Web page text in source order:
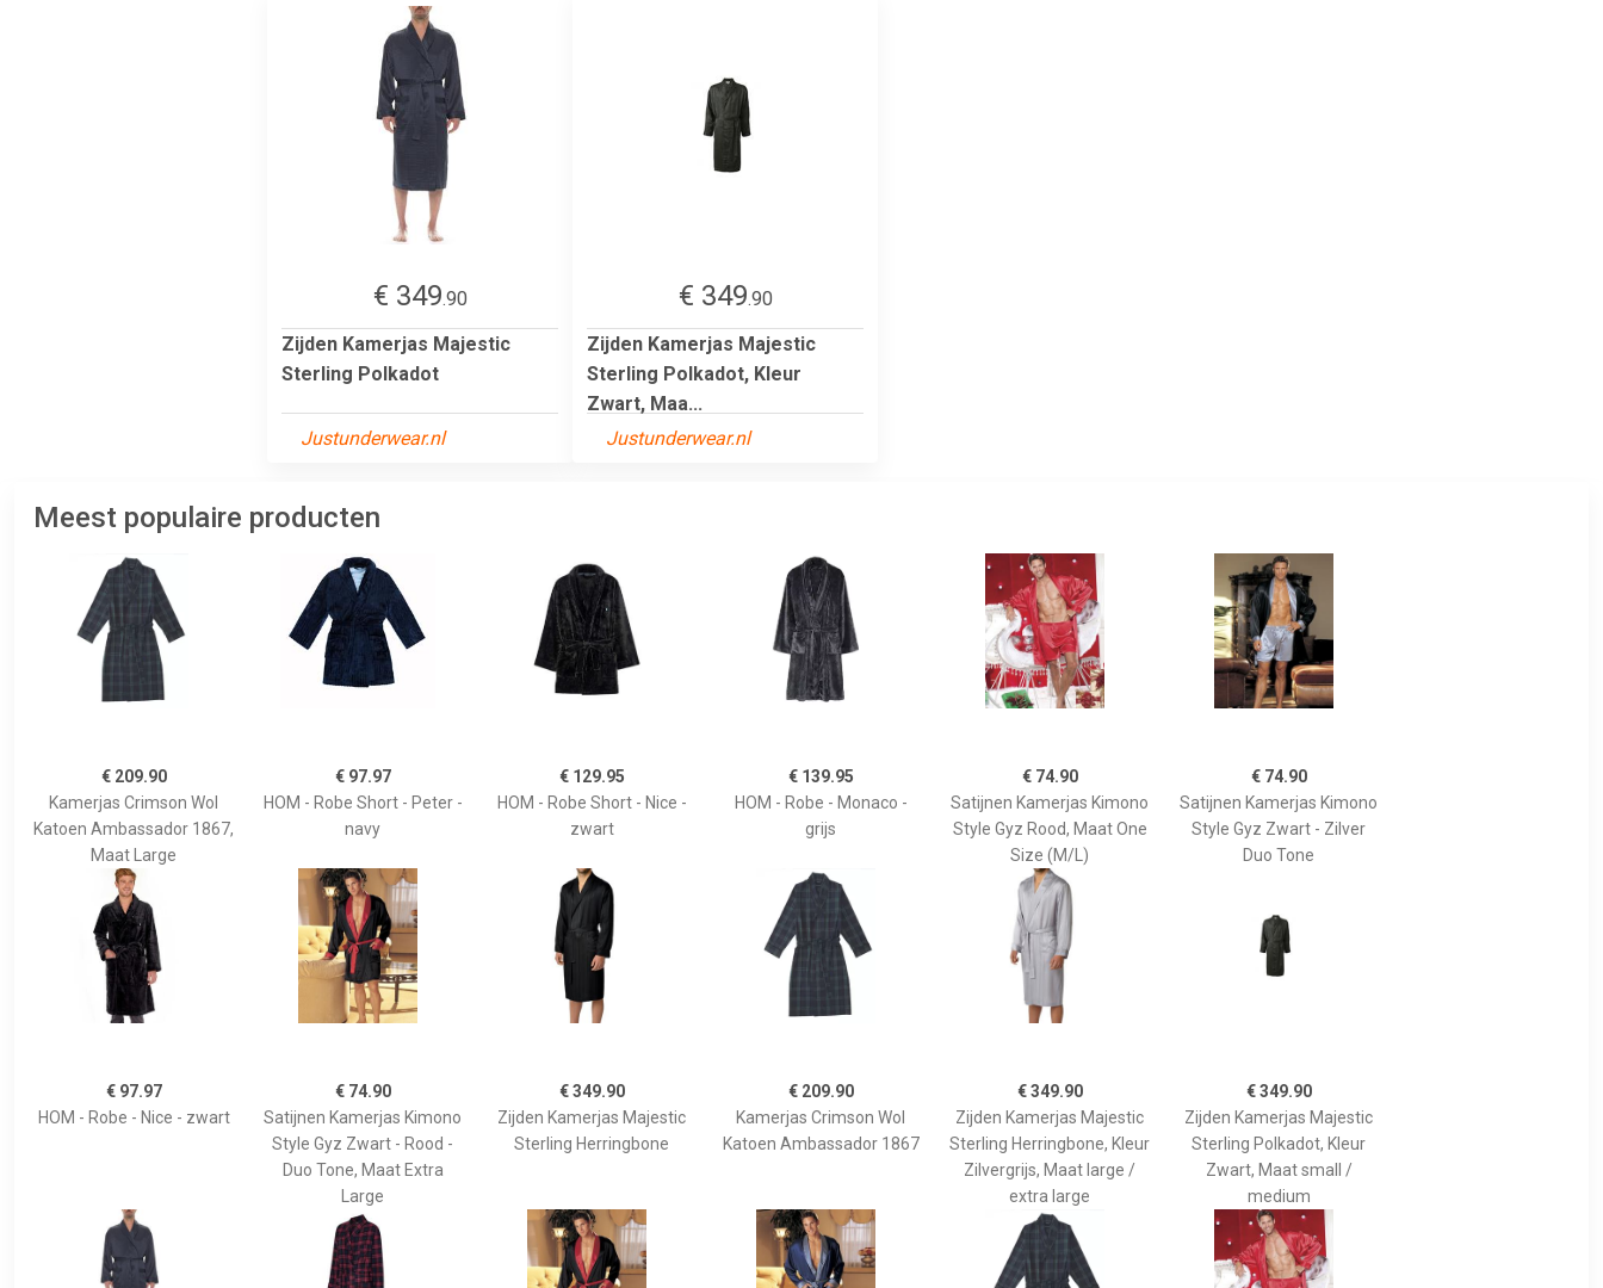
€ 349.90
Zijden Kamerjas Majestic
Sterling Polkadot
Justunderwear.nl
€ 349.90
Zijden Kamerjas Majestic
Sterling Polkadot, Kleur
Zwart, Maa...
Justunderwear.nl
Meest populaire producten
€ 209.90
Kamerjas Crimson Wol
Katoen Ambassador 1867,
Maat Large
€ 97.97
HOM - Robe Short - Peter -
navy
€ 129.95
HOM - Robe Short - Nice -
zwart
€ 139.95
HOM - Robe - Monaco -
grijs
€ 74.90
Satijnen Kamerjas Kimono
Style Gyz Rood, Maat One
Size (M/L)
€ 74.90
Satijnen Kamerjas Kimono
Style Gyz Zwart - Zilver
Duo Tone
€ 97.97
HOM - Robe - Nice - zwart
€ 74.90
Satijnen Kamerjas Kimono
Style Gyz Zwart - Rood -
Duo Tone, Maat Extra
Large
€ 349.90
Zijden Kamerjas Majestic
Sterling Herringbone
€ 209.90
Kamerjas Crimson Wol
Katoen Ambassador 1867
€ 349.90
Zijden Kamerjas Majestic
Sterling Herringbone, Kleur
Zilvergrijs, Maat large /
extra large
€ 349.90
Zijden Kamerjas Majestic
Sterling Polkadot, Kleur
Zwart, Maat small /
medium